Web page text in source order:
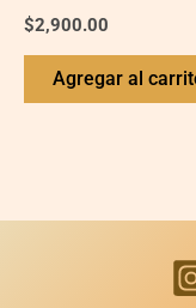
$2,900.00
Agregar al